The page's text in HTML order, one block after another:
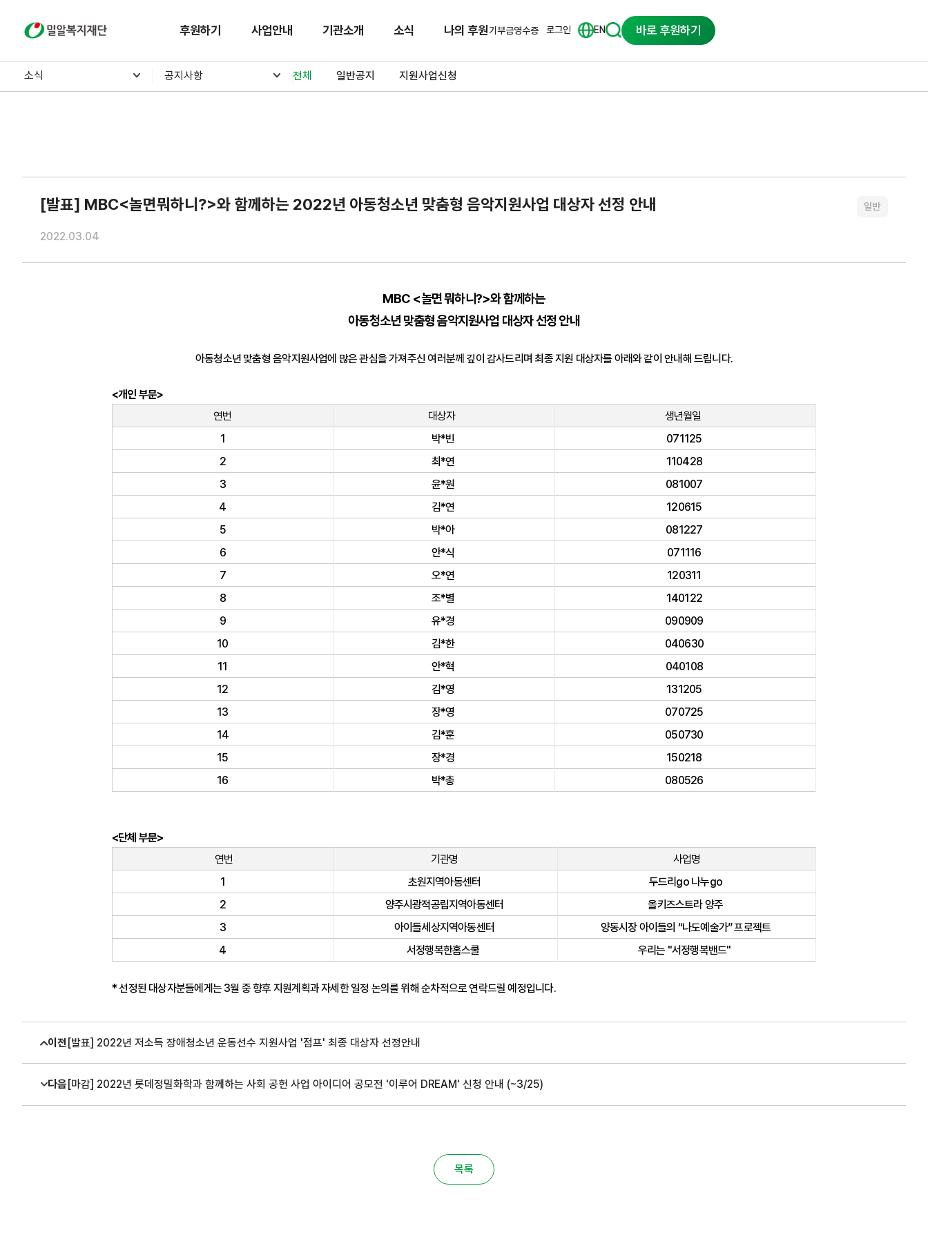
밀알복지재단 후원하기 사업안내 기관소개 소식 나의 후원기부금영수증 로그인 EN 바로 후원하기
소식 공지사항 전체 일반공지 지원사업신청
[발표] MBC<놀면뭐하니?>와 함께하는 2022년 아동청소년 맞춤형 음악지원사업 대상자 선정 안내 일반
2022.03.04
MBC <놀면 뭐하니?>와 함께하는
아동청소년 맞춤형 음악지원사업 대상자 선정 안내
아동청소년 맞춤형 음악지원사업에 많은 관심을 가져주신 여러분께 깊이 감사드리며 최종 지원 대상자를 아래와 같이 안내해 드립니다.
<개인 부문>
연번
대상자
생년월일
1
박*빈
071125
2
최*연
110428
3
윤*원
081007
4
김*연
120615
5
박*아
081227
6
안*식
071116
7
오*연
120311
8
조*별
140122
9
유*경
090909
10
김*한
040630
11
안*혁
040108
12
김*영
131205
13
장*영
070725
14
김*훈
050730
15
장*경
150218
16
박*총 080526
<단체 부문>
연번
기관명
사업명
1
초원지역아동센터
두드리go 나누go
2
양주시광적공립지역아동센터
올키즈스트라 양주
3
아이들세상지역아동센터
양동시장 아이들의 “나도예술가” 프로젝트
4
서정행복한홈스쿨 우리는 "서정행복밴드"
* 선정된 대상자분들에게는 3월 중 향후 지원계획과 자세한 일정 논의를 위해 순차적으로 연락드릴 예정입니다.
이전 [발표] 2022년 저소득 장애청소년 운동선수 지원사업 '점프' 최종 대상자 선정안내
다음 [마감] 2022년 롯데정밀화학과 함께하는 사회 공헌 사업 아이디어 공모전 '이루어 DREAM' 신청 안내 (~3/25)
목록